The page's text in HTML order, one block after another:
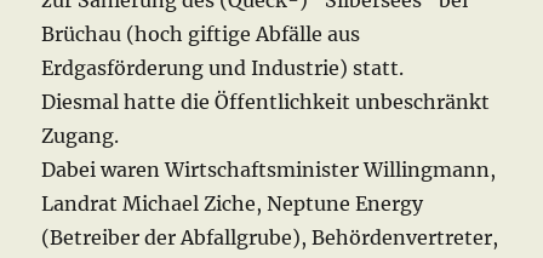
Brüchau (hoch giftige Abfälle aus
Erdgasförderung und Industrie) statt.
Diesmal hatte die Öffentlichkeit unbeschränkt
Zugang.
Dabei waren Wirtschaftsminister Willingmann,
Landrat Michael Ziche, Neptune Energy
(Betreiber der Abfallgrube), Behördenvertreter,